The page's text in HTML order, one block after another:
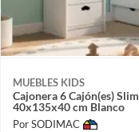
MUEBLES KIDS
Cajonera 6 Cajón(es) Slim
40x135x40 cm Blanco
Por SODIMAC